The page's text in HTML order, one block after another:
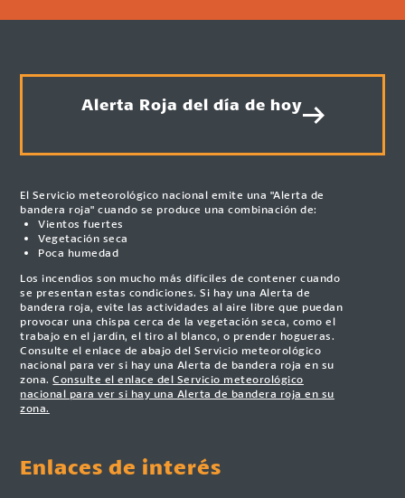
Alerta Roja del día de hoy
El Servicio meteorológico nacional emite una "Alerta de
bandera roja" cuando se produce una combinación de:
Vientos fuertes
Vegetación seca
Poca humedad
Los incendios son mucho más difíciles de contener cuando
se presentan estas condiciones. Si hay una Alerta de
bandera roja, evite las actividades al aire libre que puedan
provocar una chispa cerca de la vegetación seca, como el
trabajo en el jardín, el tiro al blanco, o prender hogueras.
Consulte el enlace de abajo del Servicio meteorológico
nacional para ver si hay una Alerta de bandera roja en su
zona.Consulte el enlace del Servicio meteorológico
nacional para ver si hay una Alerta de bandera roja en su
zona.
Enlaces de interés